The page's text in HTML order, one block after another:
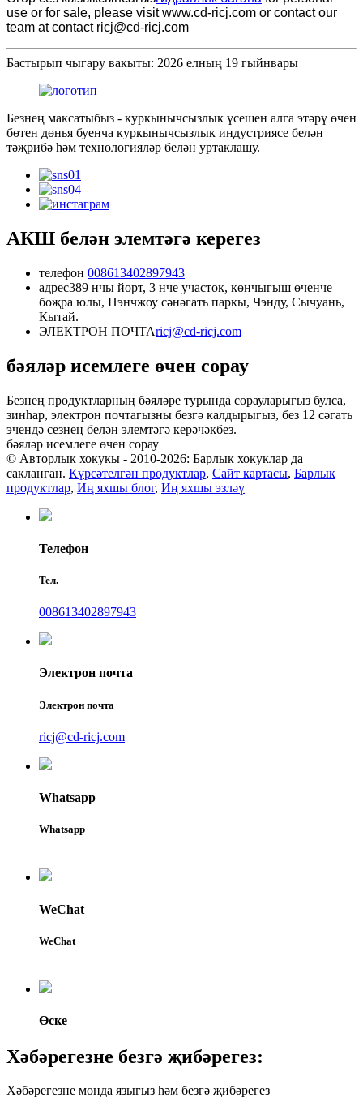
use or for sale, please visit www.cd-ricj.com or contact our
team at contact ricj@cd-ricj.com
Бастырып чыгару вакыты: 2026 елның 19 гыйнвары
Безнең максатыбыз - куркынычсызлык үсешен алга этәрү өчен
бөтен дөнья буенча куркынычсызлык индустриясе белән
тәҗрибә һәм технологияләр белән уртаклашу.
АКШ белән элемтәгә керегез
телефон 008613402897943
адрес389 нчы йорт, 3 нче участок, көнчыгыш өченче
боҗра юлы, Пэнчжоу сәнәгать паркы, Чэнду, Сычуань,
Кытай.
ЭЛЕКТРОН ПОЧТАricj@cd-ricj.com
бәяләр исемлеге өчен сорау
Безнең продуктларның бәяләре турында сорауларыгыз булса,
зинһар, электрон почтагызны безгә калдырыгыз, без 12 сәгать
эчендә сезнең белән элемтәгә керәчәкбез.
бәяләр исемлеге өчен сорау
© Авторлык хокукы - 2010-2026: Барлык хокуклар да
сакланган. Күрсәтелгән продуктлар, Сайт картасы, Барлык
продуктлар, Иң яхшы блог, Иң яхшы эзләү
Телефон
Тел.
008613402897943
Электрон почта
Электрон почта
ricj@cd-ricj.com
Whatsapp
Whatsapp
WeChat
WeChat
Өске
Хәбәрегезне безгә җибәрегез:
Хәбәрегезне монда языгыз һәм безгә җибәрегез